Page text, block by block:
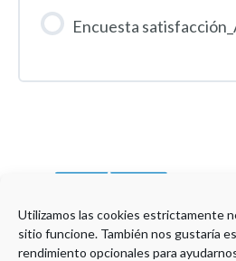
Utilizamos las cookies estrictamente
sitio funcione. También nos gustaría
rendimiento opcionales para
Encuesta